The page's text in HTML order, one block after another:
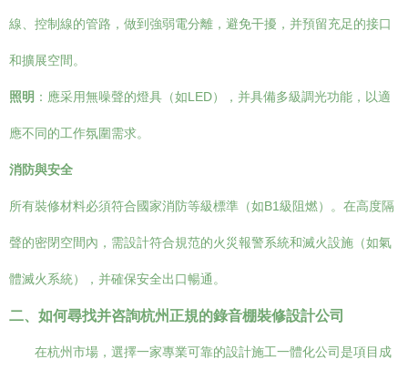
線、控制線的管路，做到強弱電分離，避免干擾，并預留充足的接口
和擴展空間。
照明 ：應采用無噪聲的燈具（如LED），并具備多級調光功能，以適
應不同的工作氛圍需求。
消防與安全
所有裝修材料必須符合國家消防等級標準（如B1級阻燃）。在高度隔
聲的密閉空間內，需設計符合規范的火災報警系統和滅火設施（如氣
體滅火系統），并確保安全出口暢通。
二、如何尋找并咨詢杭州正規的錄音棚裝修設計公司
在杭州市場，選擇一家專業可靠的設計施工一體化公司是項目成